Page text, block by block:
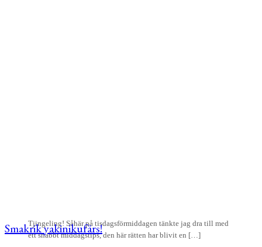
Tjingeling! Såhär på tisdagsförmiddagen tänkte jag dra till med
ett snabbt middagstips, den här rätten har blivit en […]
Smakrik yakinikufärs!